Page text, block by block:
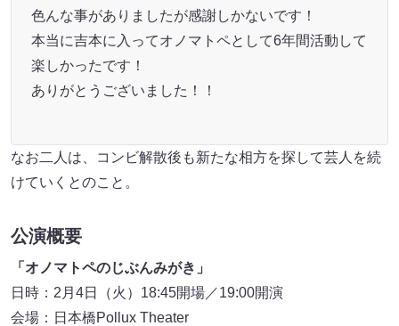
色んな事がありましたが感謝しかないです！
本当に吉本に入ってオノマトペとして6年間活動して
楽しかったです！
ありがとうございました！！
なお二人は、コンビ解散後も新たな相方を探して芸人を続
けていくとのこと。
公演概要
「オノマトペのじぶんみがき」
日時：2月4日（火）18:45開場／19:00開演
会場：日本橋Pollux Theater